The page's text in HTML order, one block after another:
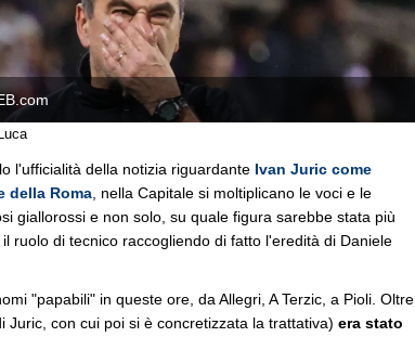
l'ufficialità della notizia riguardante Ivan Juric come
della Roma , nella Capitale si moltiplicano le voci e le
giallorossi e non solo, su quale figura sarebbe stata più
ruolo di tecnico raccogliendo di fatto l'eredità di Daniele
"papabili" in queste ore, da Allegri, A Terzic, a Pioli. Oltre
Juric, con cui poi si è concretizzata la trattativa) era stato